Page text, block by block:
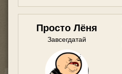
Просто Лёня
Завсегдатай